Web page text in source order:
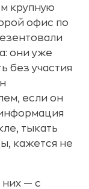
крупную
офис по
они уже
без участия
если он
тыкать
кажется не
них — с